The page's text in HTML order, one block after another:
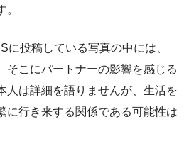
に投稿している写真の中には、
そこにパートナーの影響を感じる
人は詳細を語りませんが、生活を
に行き来する関係である可能性は